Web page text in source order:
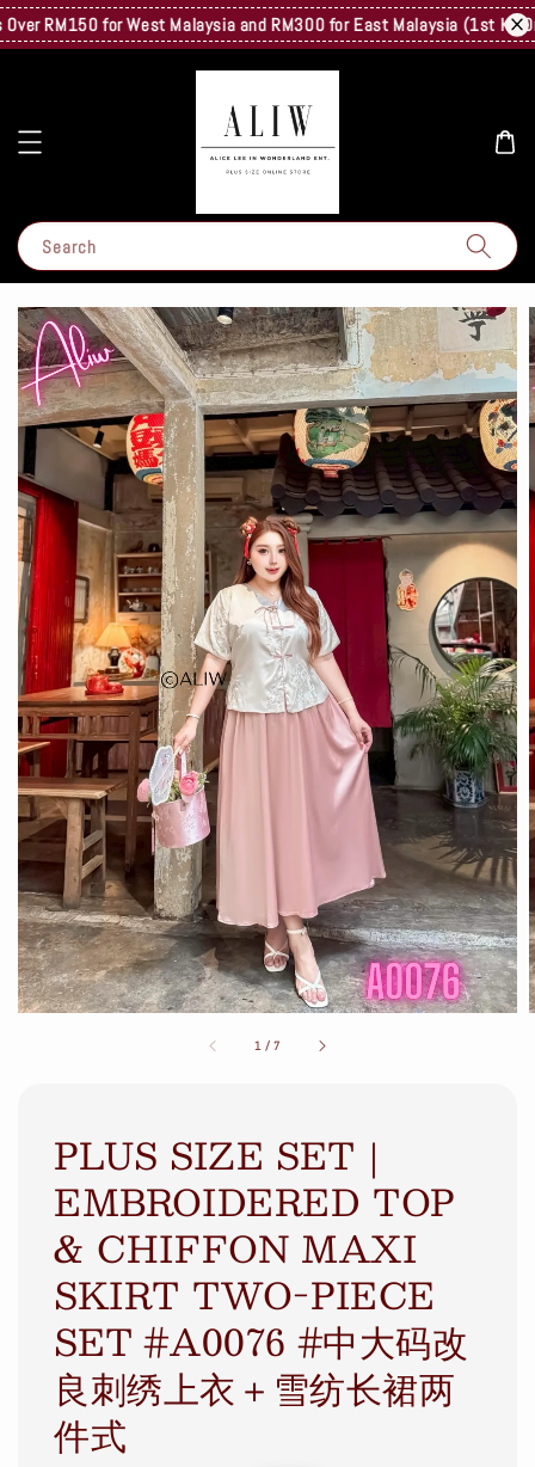
RM150 for West Malaysia and RM300 for East Malaysia (1st Kg
Search
1 /7
PLUS SIZE SET｜
EMBROIDERED TOP
& CHIFFON MAXI
SKIRT TWO-PIECE
SET #A0076 #中大码改
良刺绣上衣＋雪纺长裙两
件式